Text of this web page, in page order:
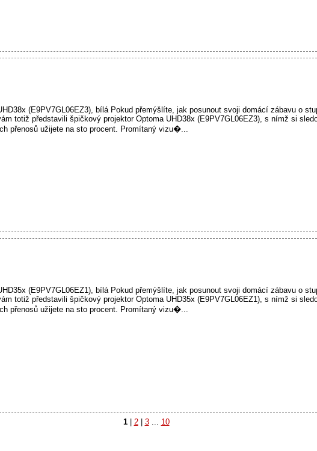
(E9PV7GL06EZ3), bílá Pokud přemýšlíte, jak posunout svoji domácí zábavu o
totiž představili špičkový projektor Optoma UHD38x (E9PV7GL06EZ3), s nímž si
přenosů užijete na sto procent. Promítaný vizu�...
(E9PV7GL06EZ1), bílá Pokud přemýšlíte, jak posunout svoji domácí zábavu o
totiž představili špičkový projektor Optoma UHD35x (E9PV7GL06EZ1), s nímž si
přenosů užijete na sto procent. Promítaný vizu�...
1 | 2 | 3
10